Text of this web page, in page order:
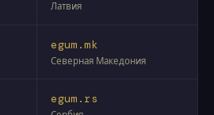
Латвия
egum.mk
Северная Македония
egum.rs